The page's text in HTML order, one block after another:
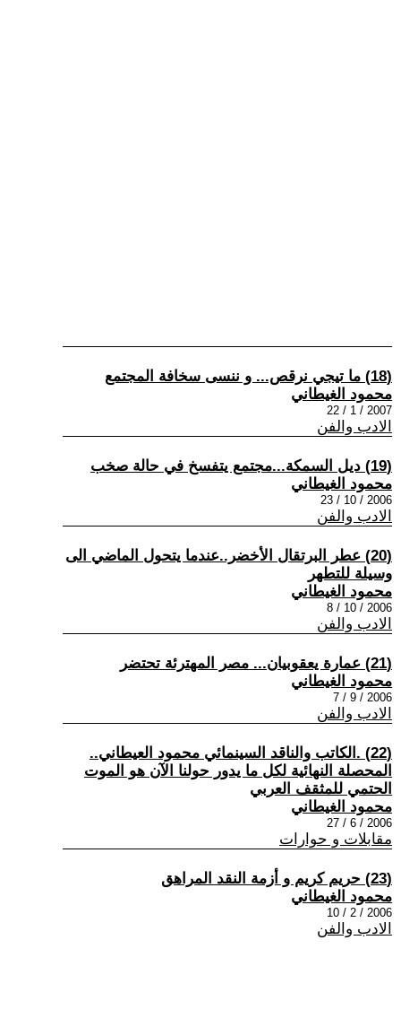
(18) ما تيجي نرقص... و ننسى سخافة المجتمع
محمود الغيطاني
2007 / 1 / 22
الادب والفن
(19) ديل السمكة...مجتمع يتفسخ في حالة صخب
محمود الغيطاني
2006 / 10 / 23
الادب والفن
(20) عطر البرتقال الأخضر..عندما يتحول الماضي الى
وسيلة للتطهر
محمود الغيطاني
2006 / 10 / 8
الادب والفن
(21) عمارة يعقوبيان... مصر المهترئة تحتضر
محمود الغيطاني
2006 / 9 / 7
الادب والفن
(22) .الكاتب والناقد السينمائي محمود العيطاني..
المحصلة النهائية لكل ما يدور حولنا الآن هو الموت
الحتمي للمثقف العربي
محمود الغيطاني
2006 / 6 / 27
مقابلات و حوارات
(23) حريم كريم و أزمة النقد المراهق
محمود الغيطاني
2006 / 2 / 10
الادب والفن